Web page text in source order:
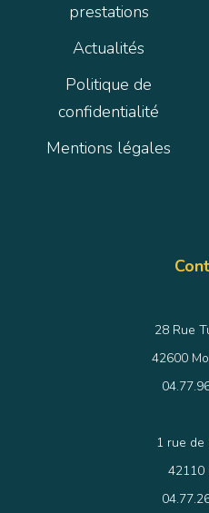
prestations
Actualités
Politique de
confidentialité
Mentions légales
28 Rue
42600
1 rue de
42110